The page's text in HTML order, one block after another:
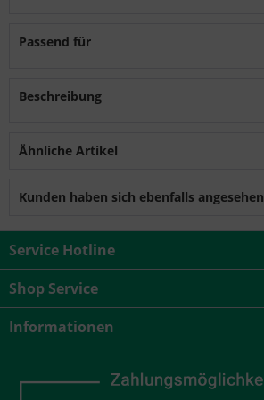
Passend für
Beschreibung
Ähnliche Artikel
Kunden haben sich ebenfalls angesehen
Service Hotline
Shop Service
Informationen